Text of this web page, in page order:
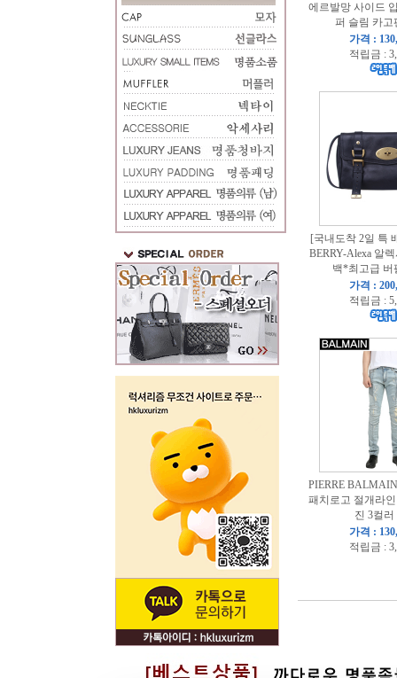
에르발망 사이드
퍼 슬림 카고
가격 :
적립금 :
[국내도착 2일 특
BERRY-Alexa 알
백*최고급 버
가격 :
적립금 :
PIERRE
패치로고 절개라
진 3컬러
가격 :
적립금 :